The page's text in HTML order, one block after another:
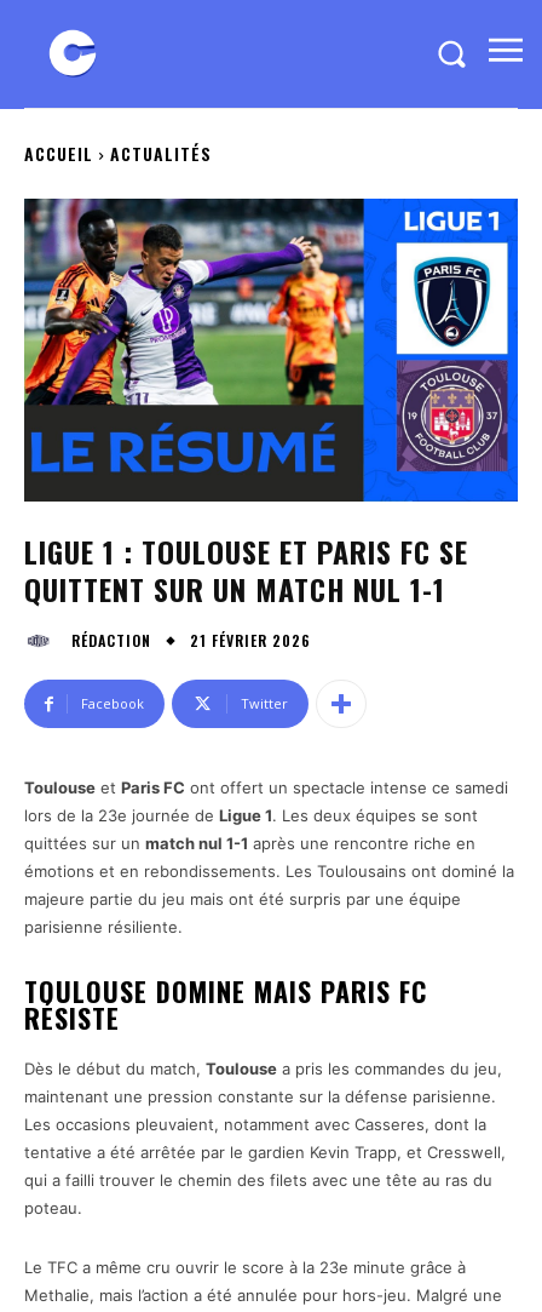
ACCUEIL ACTUALITÉS
LIGUE 1 : TOULOUSE ET PARIS FC SE
QUITTENT SUR UN MATCH NUL 1-1
RÉDACTION 21 FÉVRIER 2026
Facebook Twitter
Toulouse et Paris FC ont offert un spectacle intense ce samedi
lors de la 23e journée de Ligue 1. Les deux équipes se sont
quittées sur un match nul 1-1 après une rencontre riche en
émotions et en rebondissements. Les Toulousains ont dominé la
majeure partie du jeu mais ont été surpris par une équipe
parisienne résiliente.
TOULOUSE DOMINE MAIS PARIS FC
RÉSISTE
Dès le début du match, Toulouse a pris les commandes du jeu,
maintenant une pression constante sur la défense parisienne.
Les occasions pleuvaient, notamment avec Casseres, dont la
tentative a été arrêtée par le gardien Kevin Trapp, et Cresswell,
qui a failli trouver le chemin des filets avec une tête au ras du
poteau.
Le TFC a même cru ouvrir le score à la 23e minute grâce à
Methalie, mais l’action a été annulée pour hors-jeu. Malgré une